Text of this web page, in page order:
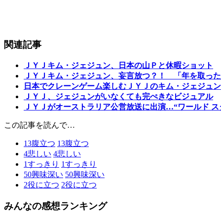
関連記事
ＪＹＪキム・ジェジュン、日本の山Ｐと休暇ショット
ＪＹＪキム・ジェジュン、妄言放つ？！ 「年を取っ
日本でクレーンゲーム楽しむＪＹＪのキム・ジェジュン
ＪＹＪ、ジェジュンがいなくても完ぺきなビジュアル
ＪＹＪがオーストラリア公営放送に出演…“ワールド ス
この記事を読んで…
13腹立つ 13腹立つ
4悲しい 4悲しい
1すっきり 1すっきり
50興味深い 50興味深い
2役に立つ 2役に立つ
みんなの感想ランキング